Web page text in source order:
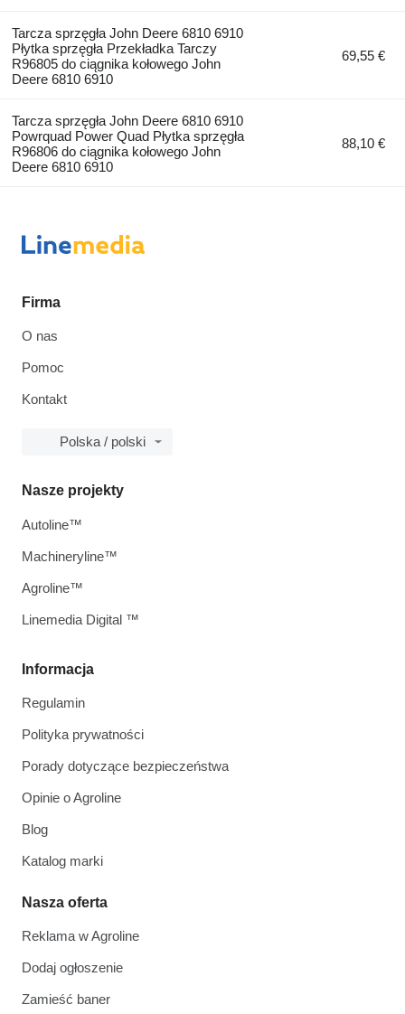
Tarcza sprzęgła John Deere 6810 6910
Płytka sprzęgła Przekładka Tarczy
R96805 do ciągnika kołowego John
Deere 6810 6910
69,55 €
Tarcza sprzęgła John Deere 6810 6910
Powrquad Power Quad Płytka sprzęgła
R96806 do ciągnika kołowego John
Deere 6810 6910
88,10 €
Firma
O nas
Pomoc
Kontakt
Polska / polski
Informacja
Regulamin
Polityka prywatności
Porady dotyczące bezpieczeństwa
Opinie o Agroline
Blog
Katalog marki
Nasza oferta
Reklama w Agroline
Dodaj ogłoszenie
Zamieść baner
Nasze projekty
Autoline™
Machineryline™
Agroline™
Linemedia Digital ™